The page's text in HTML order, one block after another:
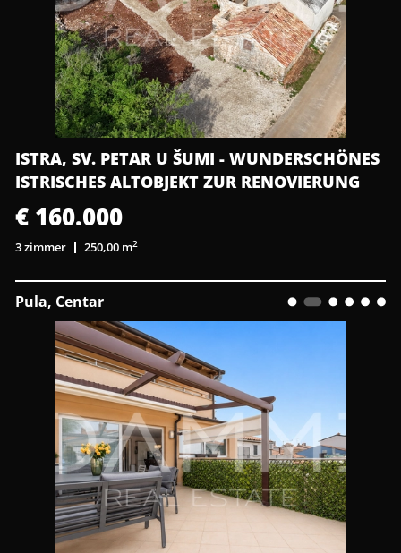
ISTRA, SV. PETAR U ŠUMI - WUNDERSCHÖNES
ISTRISCHES ALTOBJEKT ZUR RENOVIERUNG
€ 160.000
3 zimmer 250,00 m2
Pula, Centar